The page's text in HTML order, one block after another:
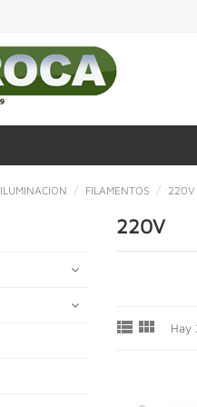
ILUMINACION FILAMENTOS 220V
220V
  Hay